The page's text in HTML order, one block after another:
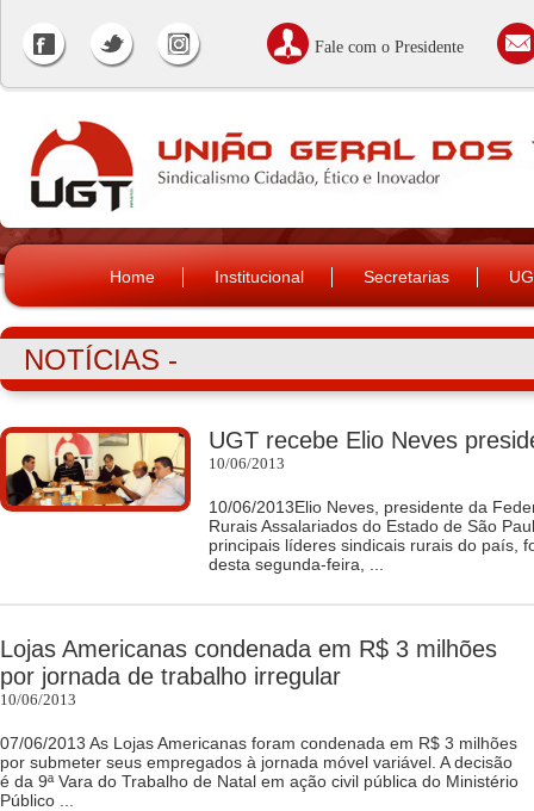
Fale com o Presidente
Home Institucional Secretarias
NOTÍCIAS -
UGT recebe Elio Neves
10/06/2013
10/06/2013Elio Neves, presidente da
Rurais Assalariados do Estado de São
principais líderes sindicais rurais do país,
desta segunda-feira, ...
Lojas Americanas condenada em R$ 3 milhões
por jornada de trabalho irregular
10/06/2013
07/06/2013 As Lojas Americanas foram condenada em R$ 3 milhões
por submeter seus empregados à jornada móvel variável. A decisão
é da 9ª Vara do Trabalho de Natal em ação civil pública do Ministério
Público ...